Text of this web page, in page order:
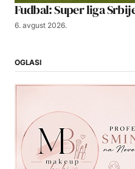
Fudbal: Super liga
6. avgust 2026.
OGLASI